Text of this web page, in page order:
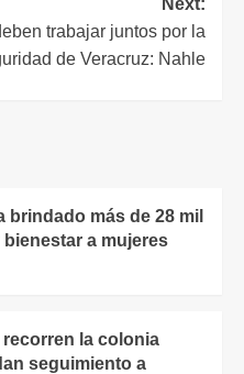
Next:
trabajar juntos por la
de Veracruz: Nahle
brindado más de 28 mil
a mujeres
la colonia
seguimiento a